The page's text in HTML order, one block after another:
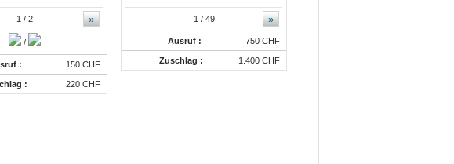
»
1 / 2
/
: 150 CHF
: 220 CHF
»
1 / 49
Ausruf : 750 CHF
Zuschlag : 1.400 CHF